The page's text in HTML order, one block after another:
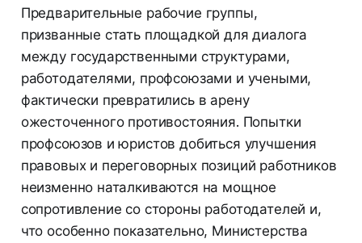
Предварительные рабочие группы,
призванные стать площадкой для диалога
между государственными структурами,
работодателями, профсоюзами и учеными,
фактически превратились в арену
ожесточенного противостояния. Попытки
профсоюзов и юристов добиться улучшения
правовых и переговорных позиций работников
неизменно наталкиваются на мощное
сопротивление со стороны работодателей и,
что особенно показательно, Министерства